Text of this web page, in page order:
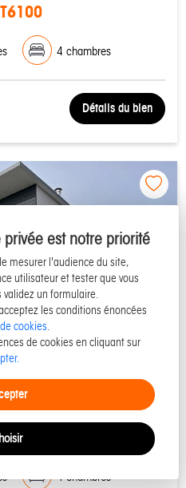
est notre priorité
mesurer l'audience du site,
utilisateur et tester que vous
validez un formulaire.
les conditions énoncées
cookies.
de cookies en cliquant sur
4 chambres
Détails du bien
BREHAL
4 chambres